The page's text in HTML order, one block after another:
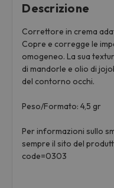
Descrizione
Correttore in crema
Copre e corregge le
omogeneo. La sua
di mandorle e olio di
del contorno occhi.
Peso/Formato: 4,5 gr
Per informazioni sullo
sempre il sito del
code=0303